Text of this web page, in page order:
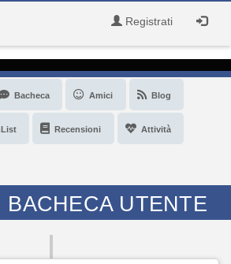
Registrati
Bacheca Amici Blog
Recensioni Attività
BACHECA UTENTE